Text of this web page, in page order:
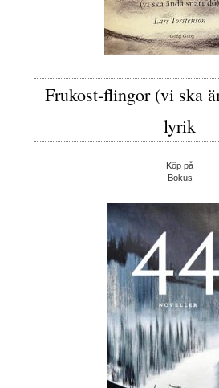
Frukost-flingor (vi ska
lyrik
Köp på
Bokus